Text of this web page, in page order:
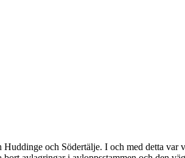
och Södertälje. I och med detta var